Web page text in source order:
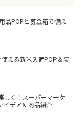
品POPと募金箱で備え
える新米入荷POP＆装
しく！スーパーマーケ
イデア＆商品紹介